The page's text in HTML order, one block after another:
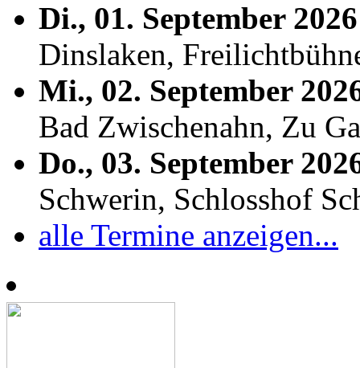
Di., 01. September
Dinslaken,
Mi., 02. September
Bad Zwischenahn, Zu
Do., 03. September
Schwerin, Schlosshof
alle Termine anzeigen...